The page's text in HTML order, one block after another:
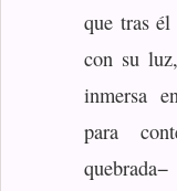
que tras
con su
inmersa
para